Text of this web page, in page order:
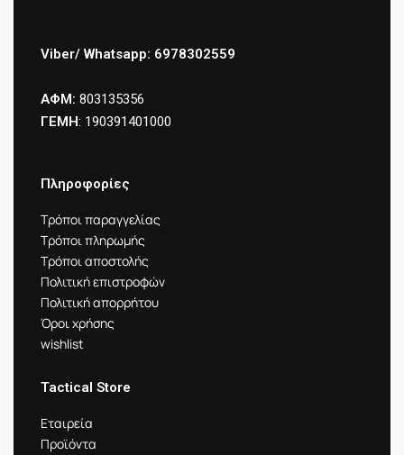
Viber/ Whatsapp: 6978302559
ΑΦΜ: 803135356
ΓΕΜΗ: 190391401000
Πληροφορίες
Τρόποι παραγγελίας
Τρόποι πληρωμής
Τρόποι αποστολής
Πολιτική επιστροφών
Πολιτική απορρήτου
Όροι χρήσης
wishlist
Tactical Store
Εταιρεία
Προϊόντα